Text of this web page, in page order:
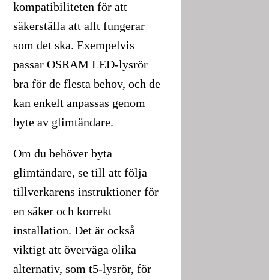
kompatibiliteten för att
säkerställa att allt fungerar
som det ska. Exempelvis
passar OSRAM LED-lysrör
bra för de flesta behov, och de
kan enkelt anpassas genom
byte av glimtändare.
Om du behöver byta
glimtändare, se till att följa
tillverkarens instruktioner för
en säker och korrekt
installation. Det är också
viktigt att överväga olika
alternativ, som t5-lysrör, för